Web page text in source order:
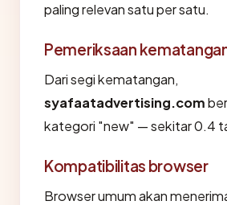
paling relevan satu per satu.
Pemeriksaan
Dari segi kematangan,
syafaatadvertising.com
kategori "new" — sekitar 0.4
Kompatibilitas browser
Browser umum akan